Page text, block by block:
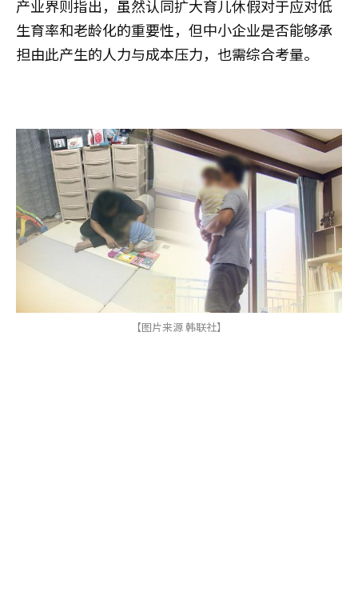
产业界则指出，虽然认同扩大育儿休假对于应对低
生育率和老龄化的重要性，但中小企业是否能够承
担由此产生的人力与成本压力，也需综合考量。
【图片来源 韩联社】